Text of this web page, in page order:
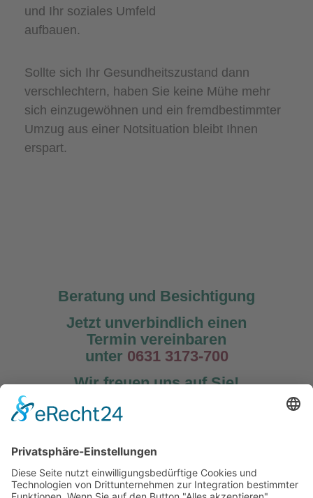
und Ihr soziales Umfeld
aufbauen.
Sollte sich Ihr Gesundheitszustand dann
verschlechtern, haben Sie keine Mühe mehr
sich einzugewöhnen und ein fremdbestimmter
Umzug aus einer Notsituation bleibt Ihnen
erspart.
Beratung und Besichtigung
Jetzt unverbindlich einen
Termin vereinbaren
unter 0631 3173-700
Wir freuen uns auf Sie!